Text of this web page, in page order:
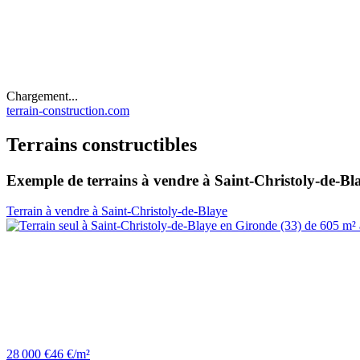
Chargement...
terrain-construction.com
Terrains constructibles
Exemple de terrains à vendre à Saint-Christoly-de-
Terrain à vendre à Saint-Christoly-de-Blaye
28 000 €46 €/m²